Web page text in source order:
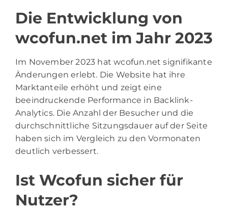
Die Entwicklung von
wcofun.net im Jahr 2023
Im November 2023 hat wcofun.net signifikante
Änderungen erlebt. Die Website hat ihre
Marktanteile erhöht und zeigt eine
beeindruckende Performance in Backlink-
Analytics. Die Anzahl der Besucher und die
durchschnittliche Sitzungsdauer auf der Seite
haben sich im Vergleich zu den Vormonaten
deutlich verbessert.
Ist Wcofun sicher für
Nutzer?